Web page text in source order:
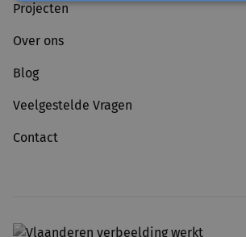
Projecten
Over ons
Blog
Veelgestelde Vragen
Contact